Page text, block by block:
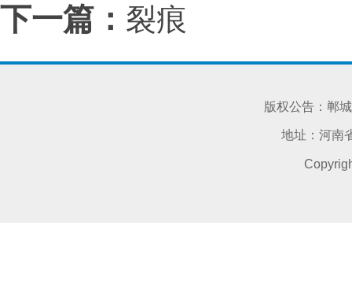
下一篇： 裂痕
版权公告：郸
地址：河南